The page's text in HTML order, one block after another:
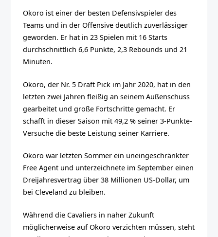
Okoro ist einer der besten Defensivspieler des
Teams und in der Offensive deutlich zuverlässiger
geworden. Er hat in 23 Spielen mit 16 Starts
durchschnittlich 6,6 Punkte, 2,3 Rebounds und 21
Minuten.
Okoro, der Nr. 5 Draft Pick im Jahr 2020, hat in den
letzten zwei Jahren fleißig an seinem Außenschuss
gearbeitet und große Fortschritte gemacht. Er
schafft in dieser Saison mit 49,2 % seiner 3-Punkte-
Versuche die beste Leistung seiner Karriere.
Okoro war letzten Sommer ein uneingeschränkter
Free Agent und unterzeichnete im September einen
Dreijahresvertrag über 38 Millionen US-Dollar, um
bei Cleveland zu bleiben.
Während die Cavaliers in naher Zukunft
möglicherweise auf Okoro verzichten müssen, steht